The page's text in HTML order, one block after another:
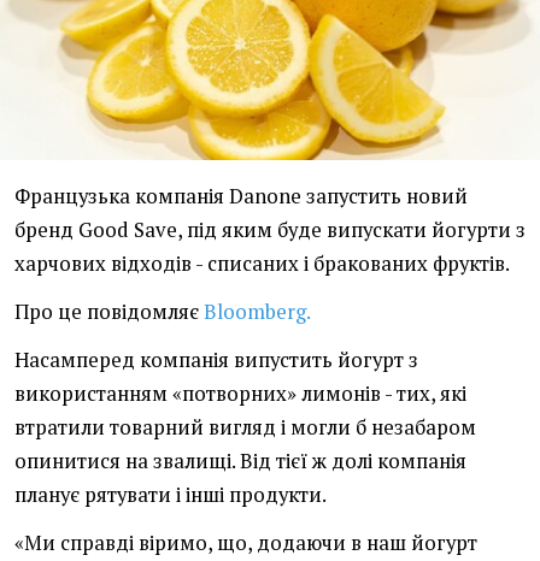
Французька компанія Danone запустить новий
бренд Good Save, під яким буде випускати йогурти з
харчових відходів - списаних і бракованих фруктів.
Про це повідомляєBloomberg.
Насамперед компанія випустить йогурт з
використанням «потворних» лимонів - тих, які
втратили товарний вигляд і могли б незабаром
опинитися на звалищі. Від тієї ж долі компанія
планує рятувати і інші продукти.
«Ми справді віримо, що, додаючи в наш йогурт